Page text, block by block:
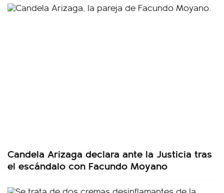
Candela Arizaga declara ante la Justicia tras
el escándalo con Facundo Moyano